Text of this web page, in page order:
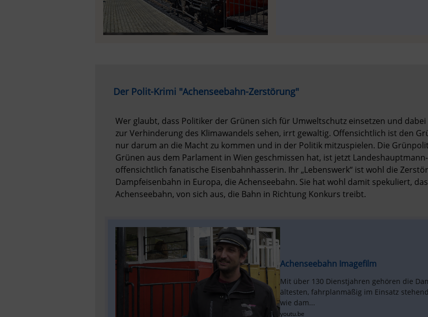
Der Polit-Krimi "Achenseebahn-Zerstörung"
Wer glaubt, dass Politiker der Grünen sich für Umweltschutz einsetzen und
zur Verhinderung des Klimawandels sehen, irrt gewaltig. Offensichtlich ist den
nur darum an die Macht zu kommen und in der Politik mitzuspielen. Die
Grünen aus dem Parlament in Wien geschmissen hat, ist jetzt
offensichtlich fanatische Eisenbahnhasserin. Ihr „Lebenswerk“ ist wohl die
Dampfeisenbahn in Europa, die Achenseebahn. Sie hat wohl damit spekuliert,
Achenseebahn, von sich aus, die Bahn in Richtung Konkurs treibt.
Achenseebahn Imagefilm
Mit über 130 Dienstjahren gehören die
ältesten, fahrplanmäßig im Einsatz
wie dam...
youtu.be